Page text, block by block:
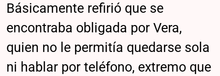
Básicamente refirió que se
encontraba obligada por Vera,
quien no le permitía quedarse sola
ni hablar por teléfono, extremo que